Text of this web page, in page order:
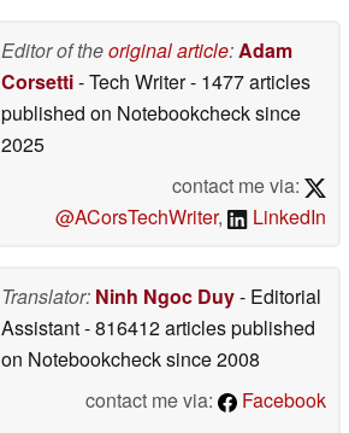
Editor of theoriginal article:Adam
Corsetti- Tech Writer- 1477 articles
published on Notebookchecksince
2025
contact me via:
@ACorsTechWriter, LinkedIn
Translator: Ninh Ngoc Duy- Editorial
Assistant- 816412 articles published
on Notebookchecksince 2008
contact me via:
Facebook